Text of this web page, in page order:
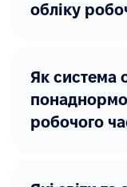
обліку
Як система
робочого